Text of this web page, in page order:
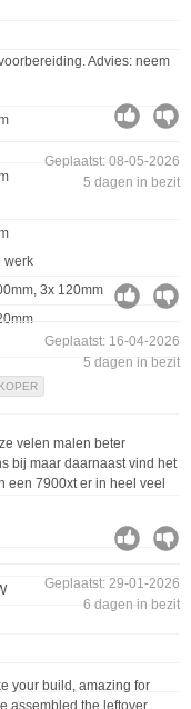
3x 120mm
Advies: neem
Geplaatst: 08-05-2026
5 dagen in bezit
werk
Geplaatst: 16-04-2026
5 dagen in bezit
velen malen beter
bij maar daarnaast vind het
een 7900xt er in heel veel
Geplaatst: 29-01-2026
6 dagen in bezit
your build, amazing for
assembled the leftover